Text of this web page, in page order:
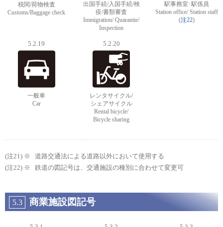
税関/荷物検査
Customs/Baggage check
出国手続/入国手続/検
疫/書類審査
Immigration/ Quarantie/
Inspection
駅事務室･駅係員
Station office/ Station staff
(注22)
5.2.19
一般車
Car
5.2.20
レンタサイクル/
シェアサイクル
Rental bicycle/
Bicycle sharing
道路交通法による道路以外において使用する
鉄道の図記号は、交通施設の種別に合わせて変更可
5.3 商業施設図記号